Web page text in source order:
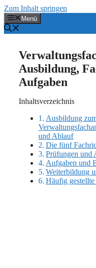
Zum Inhalt springen
Menü
Ausbildung,
Aufgaben
Inhaltsverzeichnis
Ausbildung
und Ablauf
Die fünf
Prüfungen und
Aufgaben und
Weiterbildung
Häufig gestellte